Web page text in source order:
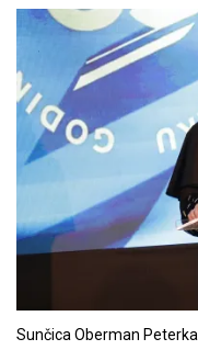
Sunčica Oberman Peterka